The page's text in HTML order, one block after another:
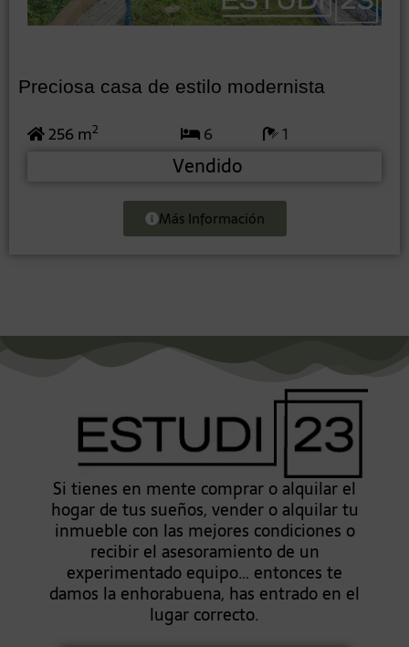
Preciosa casa de estilo modernista
256 m2 6 1
Vendido
Más Información
Si tienes en mente comprar o alquilar el
hogar de tus sueños, vender o alquilar tu
inmueble con las mejores condiciones o
recibir el asesoramiento de un
experimentado equipo… entonces te
damos la enhorabuena, has entrado en el
lugar correcto.